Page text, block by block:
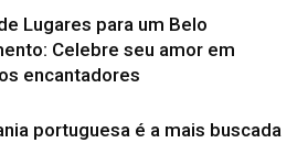
Lugares para um Belo
Celebre seu amor em
encantadores
portuguesa é a mais buscada